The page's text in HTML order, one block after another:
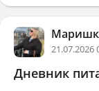
21.07.2026
Дневник